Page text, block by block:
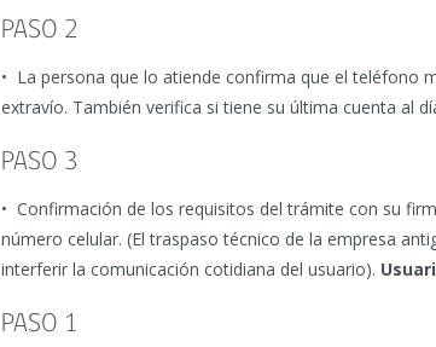
PASO 2
• La persona que lo atiende confirma que el teléfono
extravío. También verifica si tiene su última cuenta al
PASO 3
• Confirmación de los requisitos del trámite con su
número celular. (El traspaso técnico de la empresa
interferir la comunicación cotidiana del usuario).
PASO 1